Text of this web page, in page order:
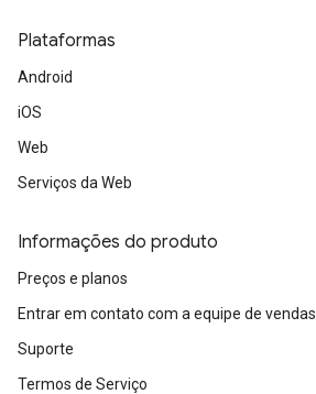
Plataformas
Android
iOS
Web
Serviços da Web
Informações do produto
Preços e planos
Entrar em contato com a equipe de vendas
Suporte
Termos de Serviço